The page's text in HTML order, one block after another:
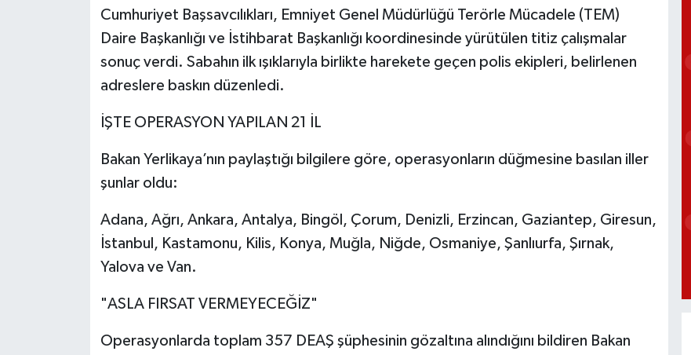
Cumhuriyet Başsavcılıkları, Emniyet Genel Müdürlüğü Terörle Mücadele (TEM)
Daire Başkanlığı ve İstihbarat Başkanlığı koordinesinde yürütülen titiz çalışmalar
sonuç verdi. Sabahın ilk ışıklarıyla birlikte harekete geçen polis ekipleri, belirlenen
adreslere baskın düzenledi.
İŞTE OPERASYON YAPILAN 21 İL
Bakan Yerlikaya’nın paylaştığı bilgilere göre, operasyonların düğmesine basılan iller
şunlar oldu:
Adana, Ağrı, Ankara, Antalya, Bingöl, Çorum, Denizli, Erzincan, Gaziantep, Giresun,
İstanbul, Kastamonu, Kilis, Konya, Muğla, Niğde, Osmaniye, Şanlıurfa, Şırnak,
Yalova ve Van.
"ASLA FIRSAT VERMEYECEĞİZ"
Operasyonlarda toplam 357 DEAŞ şüphesinin gözaltına alındığını bildiren Bakan